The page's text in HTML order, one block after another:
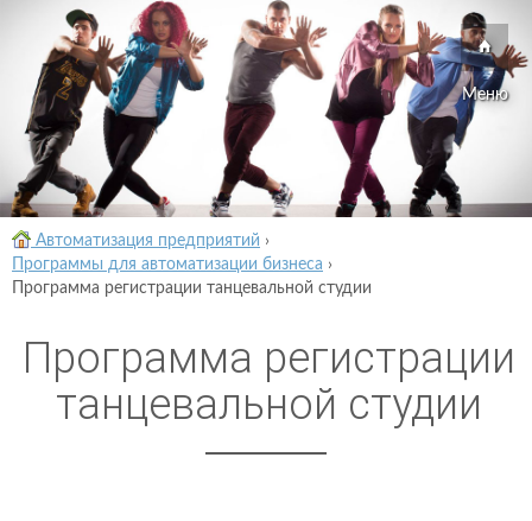
Меню
Автоматизация предприятий ›
Программы для автоматизации бизнеса ›
Программа регистрации танцевальной студии
Программа регистрации
танцевальной студии